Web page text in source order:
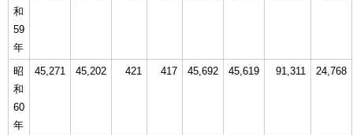
和
59
年
昭
和
60
年
45,271 45,202 421 417 45,692 45,619 91,311 24,768